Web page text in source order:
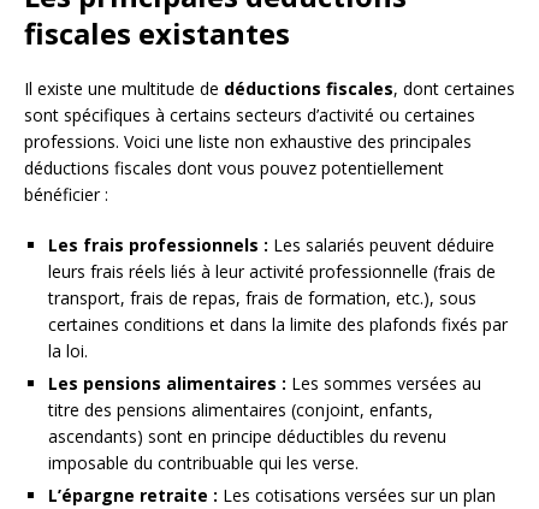
fiscales existantes
Il existe une multitude de déductions fiscales, dont certaines
sont spécifiques à certains secteurs d’activité ou certaines
professions. Voici une liste non exhaustive des principales
déductions fiscales dont vous pouvez potentiellement
bénéficier :
Les frais professionnels : Les salariés peuvent déduire
leurs frais réels liés à leur activité professionnelle (frais de
transport, frais de repas, frais de formation, etc.), sous
certaines conditions et dans la limite des plafonds fixés par
la loi.
Les pensions alimentaires : Les sommes versées au
titre des pensions alimentaires (conjoint, enfants,
ascendants) sont en principe déductibles du revenu
imposable du contribuable qui les verse.
L’épargne retraite : Les cotisations versées sur un plan